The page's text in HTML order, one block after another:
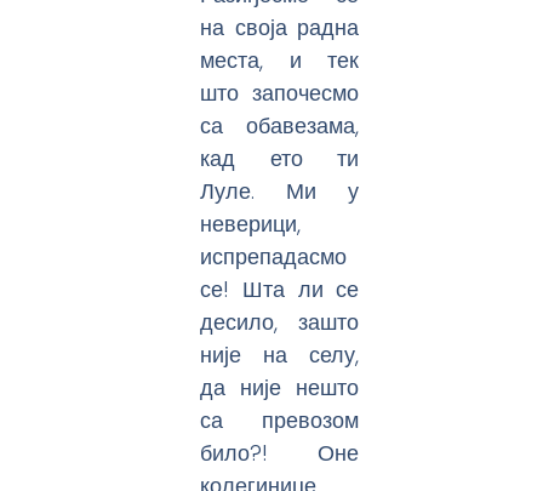
на своја радна
места, и тек
што започесмо
са обавезама,
кад ето ти
Луле. Ми у
неверици,
испрепадасмо
се! Шта ли се
десило, зашто
није на селу,
да није нешто
са превозом
било?! Оне